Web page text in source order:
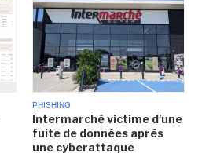
PHISHING
Intermarché victime d'une
fuite de données après
une cyberattaque